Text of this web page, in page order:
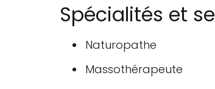
Spécialités et
Naturopathe
Massothérapeute